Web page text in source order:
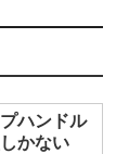
ハンドル
かない